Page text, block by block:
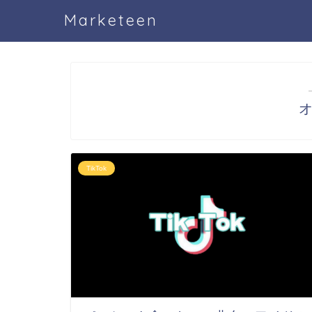
Marketeen
TikTok